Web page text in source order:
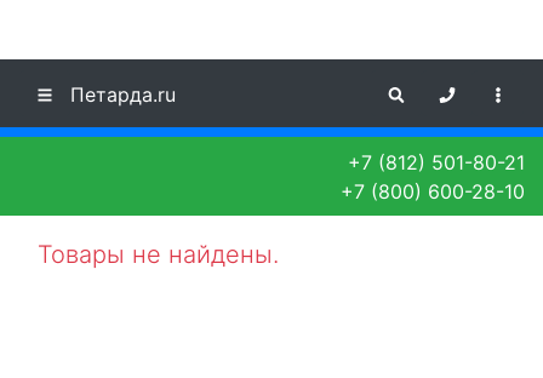
Петарда.ru
+7 (812) 501-80-21
+7 (800) 600-28-10
Товары не найдены.